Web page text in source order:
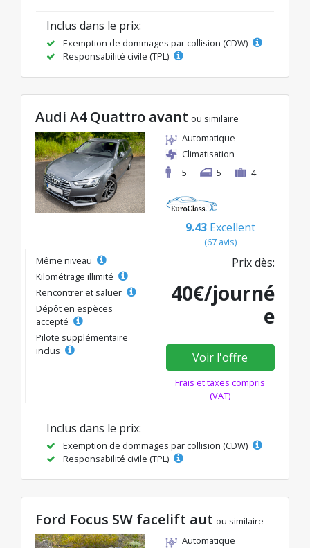
Inclus dans le prix:
Exemption de dommages par collision (CDW)
Responsabilité civile (TPL)
Audi A4 Quattro avant ou similaire
Automatique
Climatisation
5
5 4
9.43 Excellent
(67 avis)
Même niveau
Kilométrage illimité
Rencontrer et saluer
Dépôt en espèces
accepté
Pilote supplémentaire
inclus
Prix dès:
40€/journé
e
Voir l'offre
Frais et taxes compris
(VAT)
Inclus dans le prix:
Exemption de dommages par collision (CDW)
Responsabilité civile (TPL)
Ford Focus SW facelift aut ou similaire
Automatique